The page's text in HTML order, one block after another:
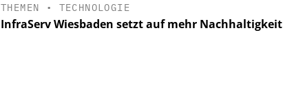
THEMEN • TECHNOLOGIE
InfraServ Wiesbaden setzt auf mehr Nachhaltigkeit